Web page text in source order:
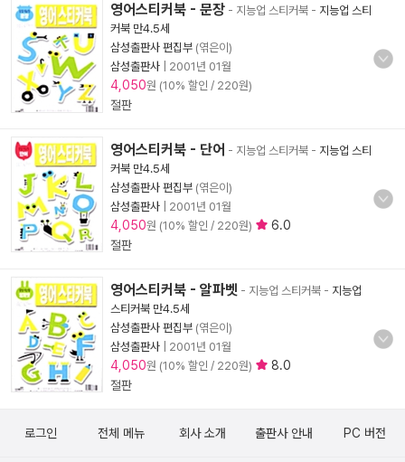
영어스티커북 - 문장 - 지능업 스티커북 - 지능업 스티
커북 만4.5세
삼성출판사 편집부 (엮은이)
삼성출판사
2001년 01월
4,050원 (10% 할인 / 220원)
절판
영어스티커북 - 단어 - 지능업 스티커북 - 지능업 스티
커북 만4.5세
삼성출판사 편집부 (엮은이)
삼성출판사
2001년 01월
4,050원 (10% 할인 / 220원)
6.0
절판
영어스티커북 - 알파벳 - 지능업 스티커북 - 지능업
스티커북 만4.5세
삼성출판사 편집부 (엮은이)
삼성출판사
2001년 01월
4,050원 (10% 할인 / 220원)
8.0
절판
로그인 전체 메뉴 회사 소개 출판사 안내 PC 버전